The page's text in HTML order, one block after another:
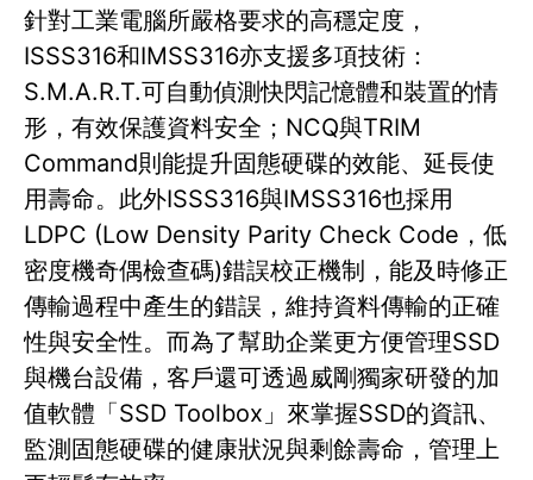
針對工業電腦所嚴格要求的高穩定度，
ISSS316和IMSS316亦支援多項技術：
S.M.A.R.T.可自動偵測快閃記憶體和裝置的情
形，有效保護資料安全；NCQ與TRIM
Command則能提升固態硬碟的效能、延長使
用壽命。此外ISSS316與IMSS316也採用
LDPC (Low Density Parity Check Code，低
密度機奇偶檢查碼)錯誤校正機制，能及時修正
傳輸過程中產生的錯誤，維持資料傳輸的正確
性與安全性。而為了幫助企業更方便管理SSD
與機台設備，客戶還可透過威剛獨家研發的加
值軟體「SSD Toolbox」來掌握SSD的資訊、
監測固態硬碟的健康狀況與剩餘壽命，管理上